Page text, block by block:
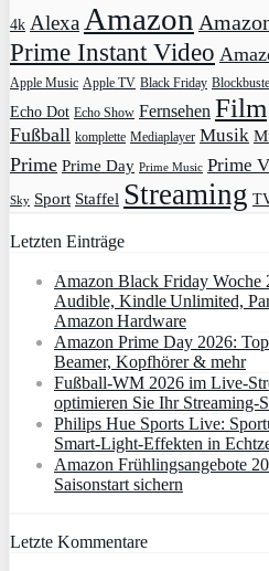
4k AlexaAmazon
Prime Instant Video
Apple Music Apple TV Black Friday
Echo Dot Echo Show Fernsehen Film
Fußball komplette Mediaplayer Musik
Prime Prime Day Prime Music Prime
Sky Sport Staffel Streaming
Letzten Einträge
Amazon Black Friday Woche
Audible, Kindle Unlimited,
Amazon Hardware
Amazon Prime Day 2026:
Beamer, Kopfhörer & mehr
Fußball-WM 2026 im Live-
optimieren Sie Ihr Streaming-
Philips Hue Sports Live:
Smart‑Light‑Effekten in
Amazon Frühlingsangebote
Saisonstart sichern
Letzte Kommentare